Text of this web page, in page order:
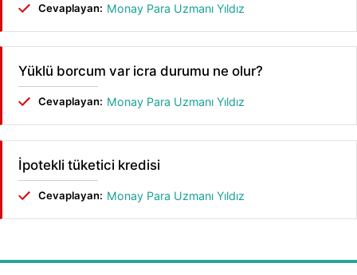
Cevaplayan: Monay Para Uzmanı Yıldız
Yüklü borcum var icra durumu ne olur?
Cevaplayan: Monay Para Uzmanı Yıldız
İpotekli tüketici kredisi
Cevaplayan: Monay Para Uzmanı Yıldız